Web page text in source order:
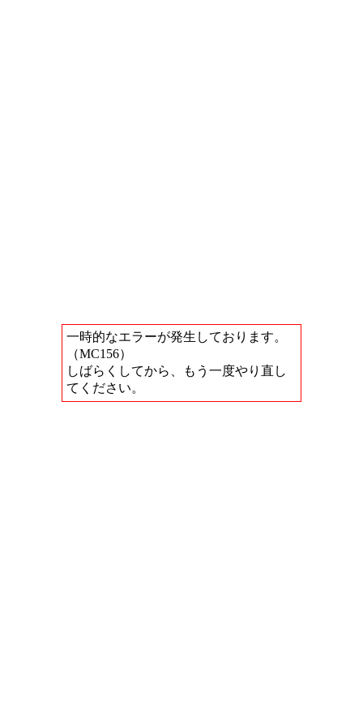
一時的なエラーが発生しております。
（MC156）
しばらくしてから、もう一度やり直し
てください。